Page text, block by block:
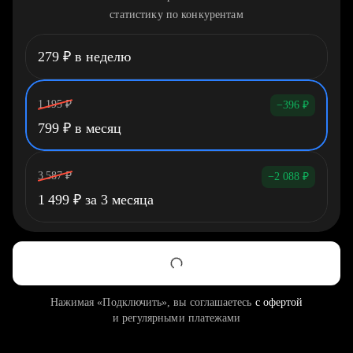
статистику по конкурентам
279 ₽ в неделю
1 195 ₽ −396 ₽
799 ₽ в месяц
3 587 ₽ −2 088 ₽
1 499 ₽ за 3 месяца
Нажимая «Подключить», вы соглашаетесь с офертой
и регулярными платежами